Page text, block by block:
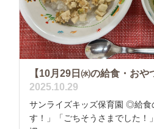
【10月29日㈬の給食・おや
2025.10.29
サンライズキッズ保育園 ◎給食
す！」「ごちそうさまでした！